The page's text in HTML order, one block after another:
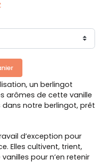
un berlingot
arômes de cette vanille
notre berlingot, prêt
d’exception pour
Elles cultivent, trient,
pour n’en retenir